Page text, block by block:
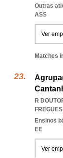
Outras
ASS
Ver
Matches
R
Ensinos
EE
Ver